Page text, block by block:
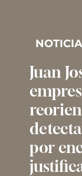
NOTICIA
Juan
por